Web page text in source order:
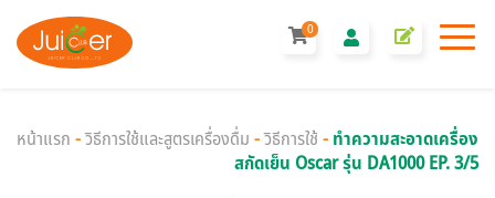
0
หน้าแรก -วิธีการใช้และสูตรเครื่องดื่ม -วิธีการใช้ - ทำความสะอาดเครื่อง
สกัดเย็น Oscar รุ่น DA1000 EP. 3/5